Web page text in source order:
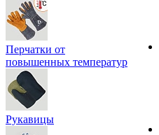
Перчатки от
повышенных температур
Рукавицы